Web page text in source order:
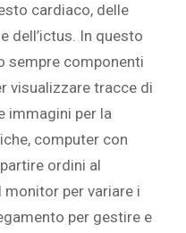
cardiaco, delle
dell’ictus. In questo
sempre componenti
visualizzare tracce di
immagini per la
computer con
ordini al
monitor per variare i
per gestire e